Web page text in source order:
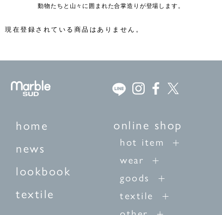
動物たちと山々に囲まれた合掌造りが登場します。
現在登録されている商品はありません。
home
news
lookbook
textile
online shop
hot item
wear
goods
textile